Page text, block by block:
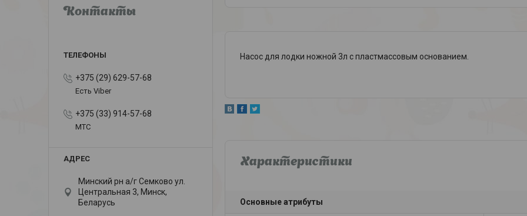
Насос для лодки ножной 3л с пластмассовым основанием.
Характеристики
Основные атрибуты
Контакты
+375 (29) 629-57-68
Есть Viber
+375 (33) 914-57-68
МТС
Минский рн а/г Семково ул.
Центральная 3, Минск,
Беларусь